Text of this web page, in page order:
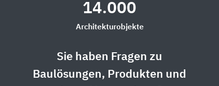
14.000
Architekturobjekte
Sie haben Fragen zu
Baulösungen, Produkten und